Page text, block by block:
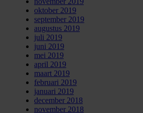
oktober 2019
september 2019
augustus 2019
juli 2019
juni 2019
mei 2019
april 2019
maart 2019
februari 2019
januari 2019
december 2018
november 2018